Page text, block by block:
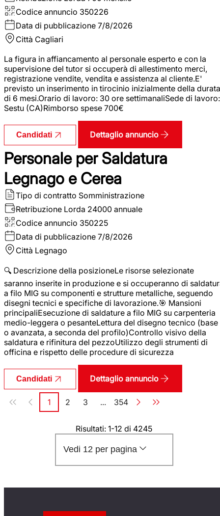
Codice annuncio 350226
Data di pubblicazione 7/8/2026
Città Cagliari
La figura in affiancamento al personale esperto e con la
supervisione del tutor si occuperà di allestimento merci,
registrazione vendite, vendita e assistenza al cliente.E'
previsto un inserimento in tirocinio inizialmente della durata
di 6 mesi.Orario di lavoro: 30 ore settimanaliSede di lavoro:
Sestu (CA)Rimborso spese 700€
Candidati Dettaglio annuncio
Personale per Saldatura
Legnago e Cerea
Tipo di contratto Somministrazione
Retribuzione Lorda 24000 annuale
Codice annuncio 350225
Data di pubblicazione 7/8/2026
Città Legnago
🔍 Descrizione della posizioneLe risorse selezionate
saranno inserite in produzione e si occuperanno di
a filo MIG su componenti e strutture metalliche, seguendo
disegni tecnici e specifiche di lavorazione.🎯 Mansioni
principaliEsecuzione di saldature a filo MIG su carpenteria
medio-leggera o pesanteLettura del disegno tecnico (base
o avanzata, a seconda del profilo)Controllo visivo della
saldatura e rifinitura del pezzoUtilizzo degli strumenti di
officina e rispetto delle procedure di sicurezza
Candidati Dettaglio annuncio
Paginazione
Pagina
1 Pagina
2 Pagina
3 ... Pagina
354
Risultati: 1-12 di 4245
Vedi 12 per pagina